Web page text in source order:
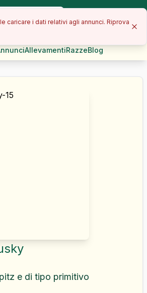
caricare i dati relativi agli annunci. Riprova
AllevamentiRazzeBlog
e di tipo primitivo